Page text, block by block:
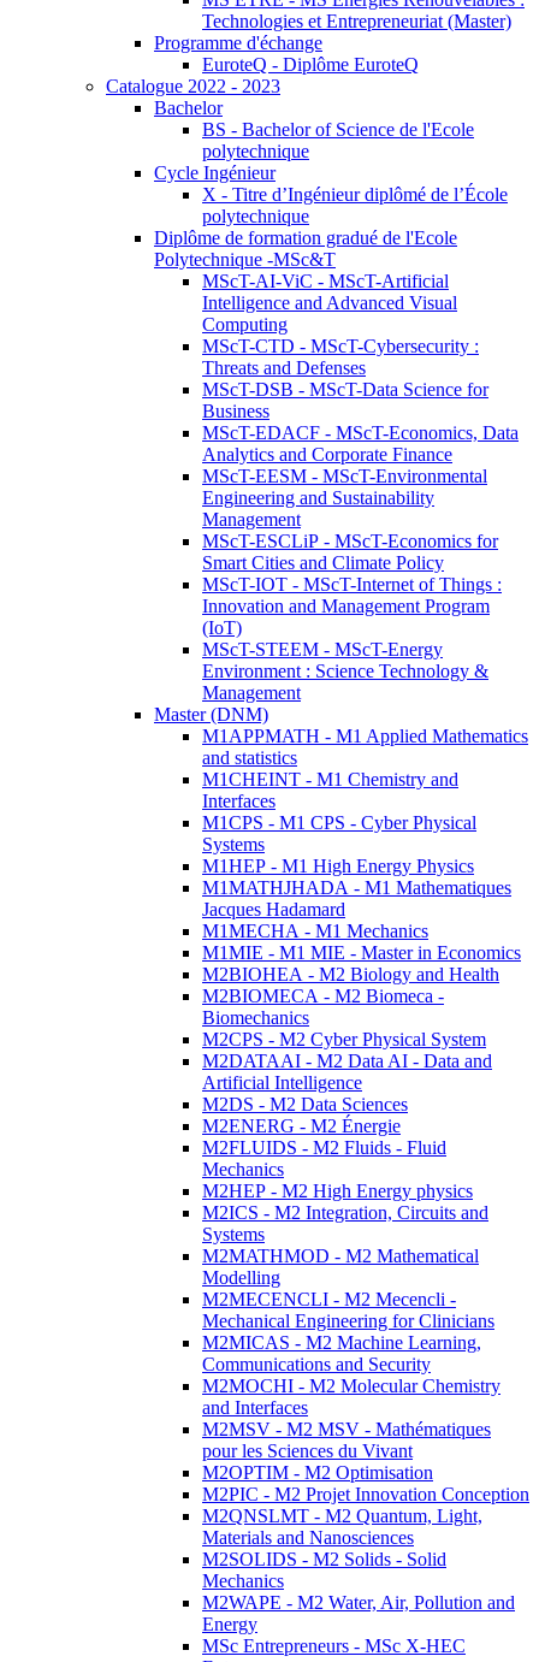
Technologies et Entrepreneuriat (Master)
Programme d'échange
EuroteQ - Diplôme EuroteQ
Catalogue 2022 - 2023
Bachelor
BS - Bachelor of Science de l'Ecole
polytechnique
Cycle Ingénieur
X - Titre d’Ingénieur diplômé de l’École
polytechnique
Diplôme de formation gradué de l'Ecole
Polytechnique -MSc&T
MScT-AI-ViC - MScT-Artificial
Intelligence and Advanced Visual
Computing
MScT-CTD - MScT-Cybersecurity :
Threats and Defenses
MScT-DSB - MScT-Data Science for
Business
MScT-EDACF - MScT-Economics, Data
Analytics and Corporate Finance
MScT-EESM - MScT-Environmental
Engineering and Sustainability
Management
MScT-ESCLiP - MScT-Economics for
Smart Cities and Climate Policy
MScT-IOT - MScT-Internet of Things :
Innovation and Management Program
(IoT)
MScT-STEEM - MScT-Energy
Environment : Science Technology &
Management
Master (DNM)
M1APPMATH - M1 Applied Mathematics
and statistics
M1CHEINT - M1 Chemistry and
Interfaces
M1CPS - M1 CPS - Cyber Physical
Systems
M1HEP - M1 High Energy Physics
M1MATHJHADA - M1 Mathematiques
Jacques Hadamard
M1MECHA - M1 Mechanics
M1MIE - M1 MIE - Master in Economics
M2BIOHEA - M2 Biology and Health
M2BIOMECA - M2 Biomeca -
Biomechanics
M2CPS - M2 Cyber Physical System
M2DATAAI - M2 Data AI - Data and
Artificial Intelligence
M2DS - M2 Data Sciences
M2ENERG - M2 Énergie
M2FLUIDS - M2 Fluids - Fluid
Mechanics
M2HEP - M2 High Energy physics
M2ICS - M2 Integration, Circuits and
Systems
M2MATHMOD - M2 Mathematical
Modelling
M2MECENCLI - M2 Mecencli -
Mechanical Engineering for Clinicians
M2MICAS - M2 Machine Learning,
Communications and Security
M2MOCHI - M2 Molecular Chemistry
and Interfaces
M2MSV - M2 MSV - Mathématiques
pour les Sciences du Vivant
M2OPTIM - M2 Optimisation
M2PIC - M2 Projet Innovation Conception
M2QNSLMT - M2 Quantum, Light,
Materials and Nanosciences
M2SOLIDS - M2 Solids - Solid
Mechanics
M2WAPE - M2 Water, Air, Pollution and
Energy
MSc Entrepreneurs - MSc X-HEC